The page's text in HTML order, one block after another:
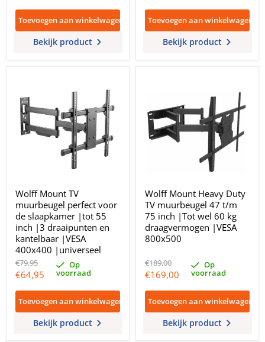
prijs
Toevoegen aan winkelwagen
Bekijk product
prijs
Toevoegen aan winkelwagen
Bekijk product
Wolff Mount TV
muurbeugel perfect voor
de slaapkamer |tot 55
inch |3 draaipunten en
kantelbaar |VESA
400x400 |universeel
Oorspronkelijke
prijs
€79,95
Huidige
€64,95
Op
voorraad
Toevoegen aan winkelwagen
Bekijk product
Wolff Mount Heavy Duty
TV muurbeugel 47 t/m
75 inch |Tot wel 60 kg
draagvermogen |VESA
800x500
Oorspronkelijke
prijs
€189,00
Huidige
€169,00
Op
voorraad
Toevoegen aan winkelwagen
Bekijk product